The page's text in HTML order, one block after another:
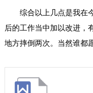
综合以上几点是我在
后的工作当中加以改进，
地方摔倒两次。当然谁都